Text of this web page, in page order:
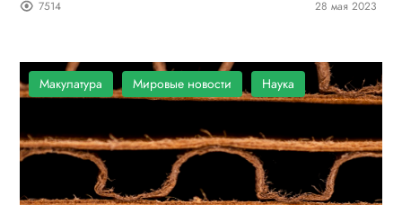
7514 28 мая 2023
Макулатура Мировые новости Наука